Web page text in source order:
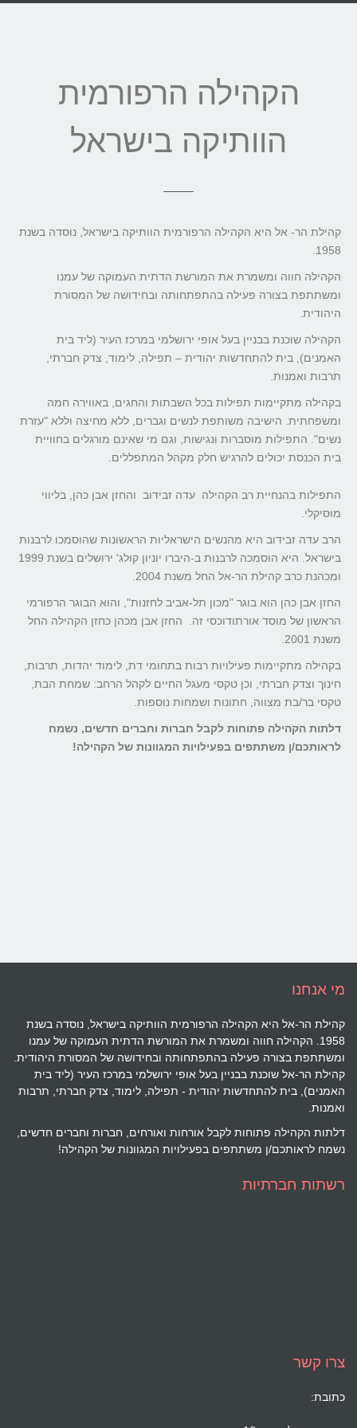
הקהילה הרפורמית
הוותיקה בישראל
קהילת הר- אל היא הקהילה הרפורמית הוותיקה בישראל, נוסדה בשנת
1958.
הקהילה חווה ומשמרת את המורשת הדתית העמוקה של עמנו
ומשתתפת בצורה פעילה בהתפתחותה ובחידושה של המסורת
היהודית.
הקהילה שוכנת בבניין בעל אופי ירושלמי במרכז העיר (ליד בית
האמנים), בית להתחדשות יהודית – תפילה, לימוד, צדק חברתי,
תרבות ואמנות.
בקהילה מתקיימות תפילות בכל השבתות והחגים, באווירה חמה
ומשפחתית. הישיבה משותפת לנשים וגברים, ללא מחיצה וללא "עזרת
נשים". התפילות מוסברות ונגישות, וגם מי שאינם מורגלים בחוויית
בית הכנסת יכולים להרגיש חלק מקהל המתפללים.
התפילות בהנחיית רב הקהילה עדה זבידוב והחזן אבן כהן, בליווי
מוסיקלי.
הרב עדה זבידוב היא מהנשים הישראליות הראשונות שהוסמכו לרבנות
בישראל. היא הוסמכה לרבנות ב-היברו יוניון קולג' ירושלים בשנת 1999
ומכהנת כרב קהילת הר-אל החל משנת 2004.
החזן אבן כהן הוא בוגר "מכון תל-אביב לחזנות", והוא הבוגר הרפורמי
הראשון של מוסד אורתודוכסי זה. החזן אבן מכהן כחזן הקהילה החל
משנת 2001.
בקהילה מתקיימות פעילויות רבות בתחומי דת, לימוד יהדות, תרבות,
חינוך וצדק חברתי, וכן טקסי מעגל החיים לקהל הרחב: שמחת הבת,
טקסי בר/בת מצווה, חתונות ושמחות נוספות.
דלתות הקהילה פתוחות לקבל חברות וחברים חדשים, נשמח
לראותכם/ן משתתפים בפעילויות המגוונות של הקהילה!
מי אנחנו
קהילת הר-אל היא הקהילה הרפורמית הוותיקה בישראל, נוסדה בשנת
1958. הקהילה חווה ומשמרת את המורשת הדתית העמוקה של עמנו
ומשתתפת בצורה פעילה בהתפתחותה ובחידושה של המסורת היהודית.
קהילת הר-אל שוכנת בבניין בעל אופי ירושלמי במרכז העיר (ליד בית
האמנים), בית להתחדשות יהודית - תפילה, לימוד, צדק חברתי, תרבות
ואמנות.
דלתות הקהילה פתוחות לקבל אורחות ואורחים, חברות וחברים חדשים,
נשמח לראותכם/ן משתתפים בפעילויות המגוונות של הקהילה!
רשתות חברתיות
צרו קשר
כתובת: